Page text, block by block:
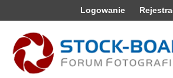
Logowanie